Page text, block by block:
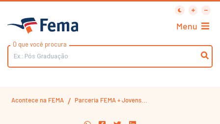
O que você procura
Menu
Acontece na FEMA / Parceria FEMA + Jovens...